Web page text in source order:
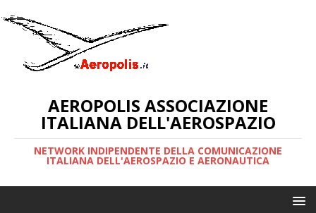
AEROPOLIS ASSOCIAZIONE
ITALIANA DELL'AEROSPAZIO
NETWORK INDIPENDENTE DELLA COMUNICAZIONE
ITALIANA DELL'AEROSPAZIO E AERONAUTICA